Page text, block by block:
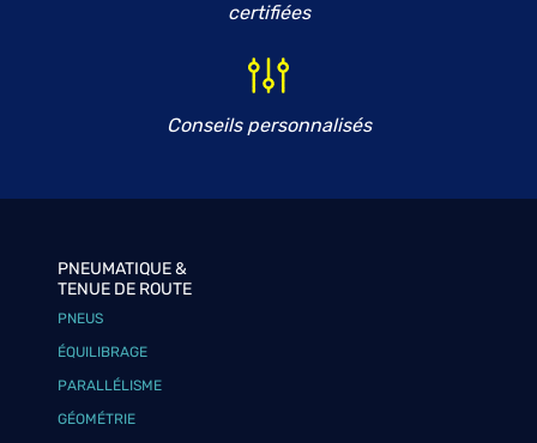
certifiées
Conseils personnalisés
PNEUMATIQUE &
TENUE DE ROUTE
PNEUS
ÉQUILIBRAGE
PARALLÉLISME
GÉOMÉTRIE